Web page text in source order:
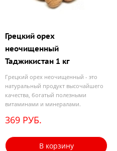
Грецкий орех
неочищенный
Таджикистан 1 кг
Грецкий орех неочищенный - это
натуральный продукт высочайшего
качества, богатый полезными
витаминами и минералами.
369 РУБ.
В корзину